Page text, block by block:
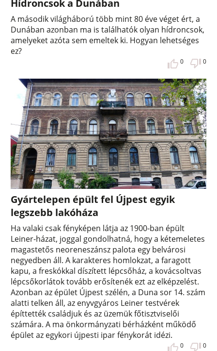
Hídroncsok a Dunában
A második világháború több mint 80 éve véget ért, a
Dunában azonban ma is találhatók olyan hídroncsok,
amelyeket azóta sem emeltek ki. Hogyan lehetséges
ez?
0 0
Gyártelepen épült fel Újpest egyik
legszebb lakóháza
Ha valaki csak fényképen látja az 1900-ban épült
Leiner-házat, joggal gondolhatná, hogy a kétemeletes
magastetős neoreneszánsz palota egy belvárosi
negyedben áll. A karakteres homlokzat, a faragott
kapu, a freskókkal díszített lépcsőház, a kovácsoltvas
lépcsőkorlátok tovább erősítenék ezt az elképzelést.
Azonban az épület Újpest szélén, a Duna sor 14. szám
alatti telken áll, az enyvgyáros Leiner testvérek
építtették családjuk és az üzemük főtisztviselői
számára. A ma önkormányzati bérházként működő
épület az egykori újpesti ipar fénykorát idézi.
0 0